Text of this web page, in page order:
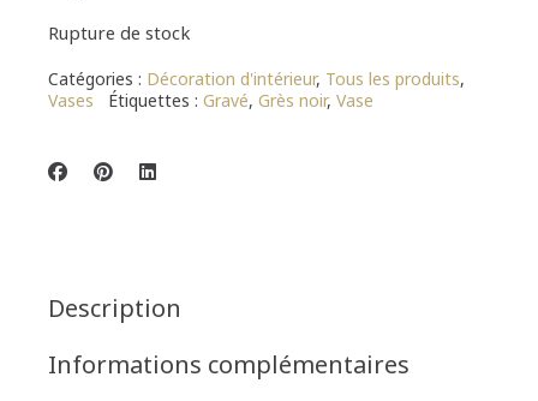
Rupture de stock
Catégories : Décoration d'intérieur, Tous les produits,
Vases
Étiquettes : Gravé, Grès noir, Vase
Description
Informations complémentaires